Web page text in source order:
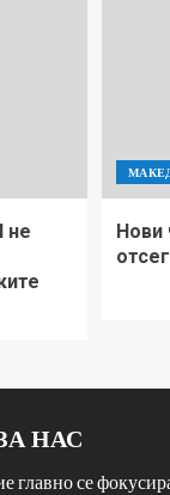
не
Нови
НАС
главно се